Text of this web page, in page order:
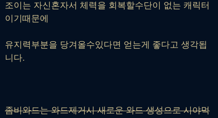
조이는 자신혼자서 체력을 회복할수단이 없는 캐릭터
이기때문에
유지력부분을 당겨올수있다면 얻는게 좋다고 생각됩
니다.
좀비와드는 와드제거시 새로운 와드 생성으로 시야먹